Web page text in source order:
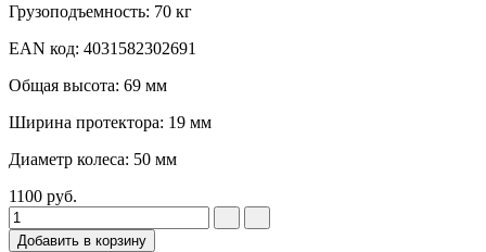
Грузоподъемность: 70 кг
EAN код: 4031582302691
Общая высота: 69 мм
Ширина протектора: 19 мм
Диаметр колеса: 50 мм
1100 руб.
Добавить в корзину